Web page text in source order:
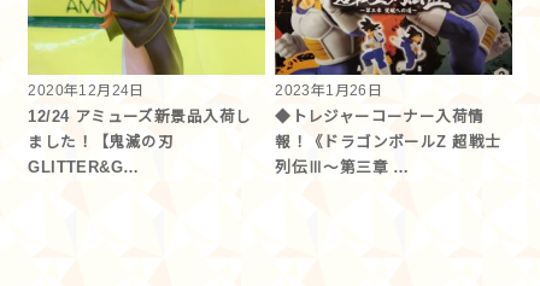
2020年12月24日
12/24 アミューズ新景品入荷し
ました！【鬼滅の刃
GLITTER&G…
2023年1月26日
◆トレジャーコーナー入荷情
報！《ドラゴンボールZ 超戦士
列伝Ⅲ～第三章 …